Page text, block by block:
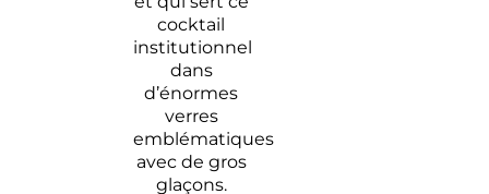
cocktail
institutionnel
dans
d’énormes
verres
emblématiques
avec de gros
glaçons.